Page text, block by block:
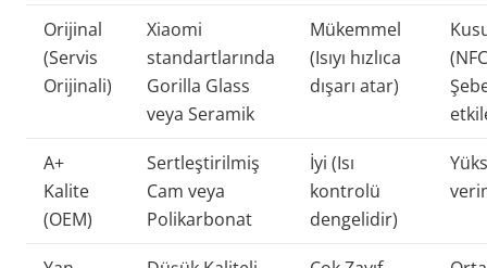
Orijinal
(Servis
Orijinali)
Xiaomi
standartlarında
Gorilla Glass
veya Seramik
Mükemmel
(Isıyı hızlıca
dışarı atar)
A+
Kalite
(OEM)
Sertleştirilmiş
Cam veya
Polikarbonat
İyi (Isı
kontrolü
dengelidir)